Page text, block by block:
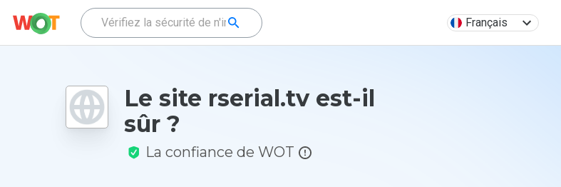
Français
Le site rserial.tv est-il
sûr ?
La confiance de WOT